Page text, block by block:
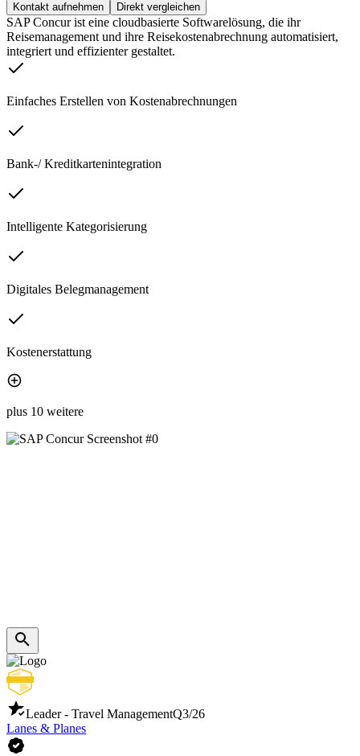
Kontakt aufnehmen Direkt vergleichen
SAP Concur ist eine cloudbasierte Softwarelösung, die ihr
Reisemanagement und ihre Reisekostenabrechnung automatisiert,
integriert und effizienter gestaltet.
Einfaches Erstellen von Kostenabrechnungen
Bank-/ Kreditkartenintegration
Intelligente Kategorisierung
Digitales Belegmanagement
Kostenerstattung
plus 10 weitere
Leader - Travel ManagementQ3/26
Lanes & Planes